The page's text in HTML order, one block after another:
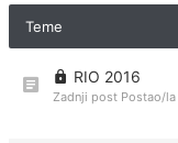
Teme
RIO 2016
Zadnji post Postao/la